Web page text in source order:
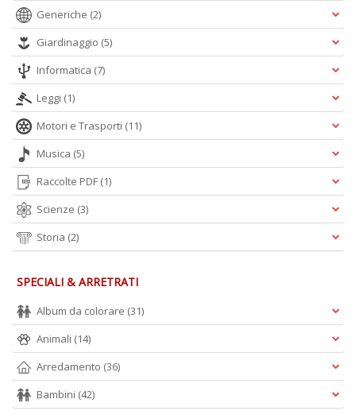
Generiche (2)
Giardinaggio (5)
Informatica (7)
Leggi (1)
Motori e Trasporti (11)
Musica (5)
Raccolte PDF (1)
Scienze (3)
Storia (2)
SPECIALI & ARRETRATI
Album da colorare (31)
Animali (14)
Arredamento (36)
Bambini (42)